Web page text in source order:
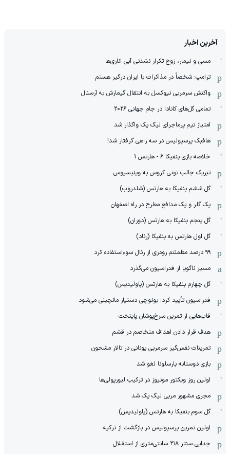
آخرین اخبار
مسی و نیمار، زوج تکرار نشدنی آبی اناری‌ها
ترامپ: شخصاً در مذاکرات با ایران درگیر هستم
واکنش سرمربی نیوکسل به انتقال گیمارش به آرسنال
تمامی گل‌های کانادا در جام جهانی 2026
امتیاز تیم پرماجرای لیگ یک واگذار شد
هافبک پرسپولیس در سه راهی گرفتار شد!
خلاصه بازی بنفیکا 6 - هارتس 1
تبریک جالب تونی کروس به وینیسیوس
گل ششم بنفیکا به هارتس (شلدروپ)
یک گلر و یک مدافع مطرح در راه اصفهان
گل پنجم بنفیکا به هارتس (دوران)
گل اول هارتس به بنفیکا (رناد)
۹۹ درصد مطمئنم رودری از رئال سوءاستفاده کرد
مسیر ناگویا از فدراسیون می‌گذرد
گل چهارم بنفیکا به هارتس (پاولیدیس)
فدراسیون تأیید کرد: بونوچی دستیار مانچینی می‌شود
قاب‌هایی از تمرین سرخ‌پوشان پایتخت
هدف قرار دادن اهداف متخاصم در قشم
‏تمرینات نفس‌گیر سرمربی یونانی در تالار مشحون
بازی دوستانه بارسلونا لغو شد
اولین روز ویکتور مونیوز در ترکیب لیورپولی‌ها
مجری مشهور مربی لیگ یک شد
گل سوم بنفیکا به هارتس (پاولیدیس)
اولین تمرین پرسپولیس در بازگشت از ترکیه
جدایی سنتر ۲۱۸ سانتی‌متری از استقلال